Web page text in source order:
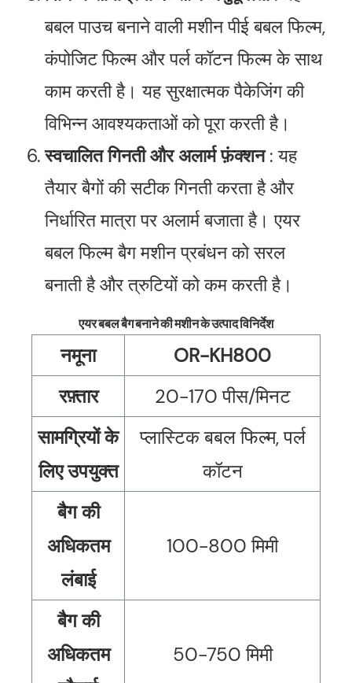
बबल पाउच बनाने वाली मशीन पीई बबल फिल्म,
कंपोजिट फिल्म और पर्ल कॉटन फिल्म के साथ
काम करती है। यह सुरक्षात्मक पैकेजिंग की
विभिन्न आवश्यकताओं को पूरा करती है।
स्वचालित गिनती और अलार्म फ़ंक्शन: यह
तैयार बैगों की सटीक गिनती करता है और
निर्धारित मात्रा पर अलार्म बजाता है। एयर
बबल फिल्म बैग मशीन प्रबंधन को सरल
बनाती है और त्रुटियों को कम करती है।
एयर बबल बैग बनाने की मशीन के उत्पाद विनिर्देश
नमूना
OR-KH800
रफ़्तार
20-170 पीस/मिनट
सामग्रियों के
लिए उपयुक्त
प्लास्टिक बबल फिल्म, पर्ल
कॉटन
बैग की
अधिकतम
लंबाई
100-800 मिमी
बैग की
अधिकतम
50-750 मिमी